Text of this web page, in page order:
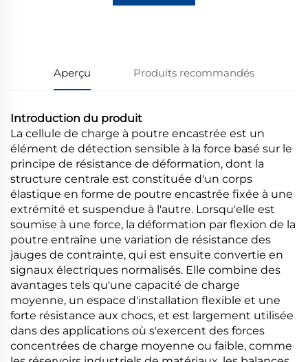
Aperçu Produits recommandés
Introduction du produit
La cellule de charge à poutre encastrée est un
élément de détection sensible à la force basé sur le
principe de résistance de déformation, dont la
structure centrale est constituée d'un corps
élastique en forme de poutre encastrée fixée à une
extrémité et suspendue à l'autre. Lorsqu'elle est
soumise à une force, la déformation par flexion de la
poutre entraîne une variation de résistance des
jauges de contrainte, qui est ensuite convertie en
signaux électriques normalisés. Elle combine des
avantages tels qu'une capacité de charge
moyenne, un espace d'installation flexible et une
forte résistance aux chocs, et est largement utilisée
dans des applications où s'exercent des forces
concentrées de charge moyenne ou faible, comme